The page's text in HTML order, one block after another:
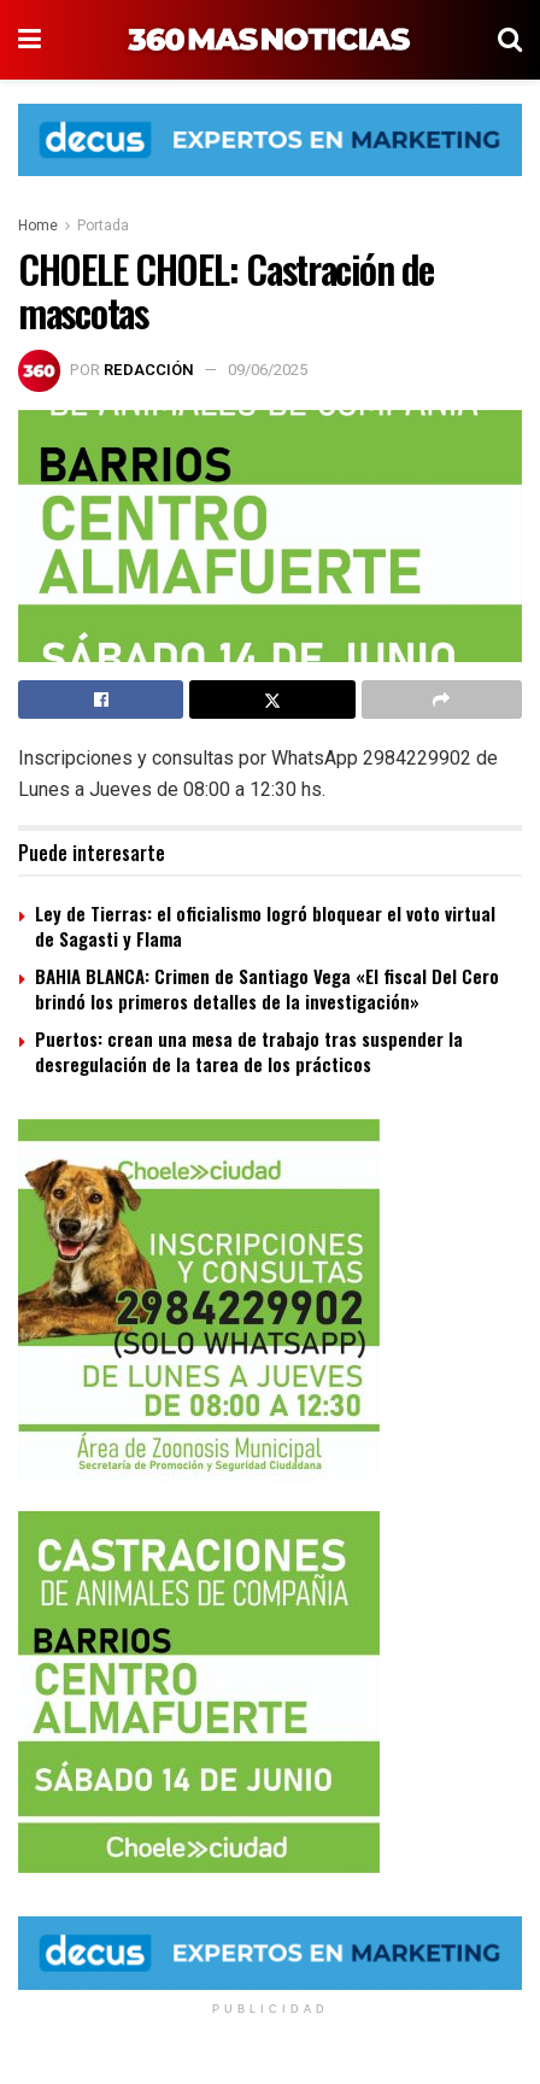
Home Portada
CHOELE CHOEL: Castración de
mascotas
POR REDACCIÓN 09/06/2025
Inscripciones y consultas por WhatsApp 2984229902 de
Lunes a Jueves de 08:00 a 12:30 hs.
Puede interesarte
Ley de Tierras: el oficialismo logró bloquear el voto virtual
de Sagasti y Flama
BAHIA BLANCA: Crimen de Santiago Vega «El fiscal Del Cero
brindó los primeros detalles de la investigación»
Puertos: crean una mesa de trabajo tras suspender la
desregulación de la tarea de los prácticos
PUBLICIDAD